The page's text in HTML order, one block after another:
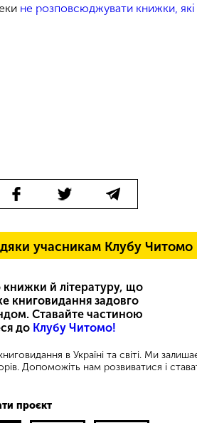
не розповсюджувати книжки, які
учасникам Клубу Читомо
й літературу, що
книговидання задовго
Ставайте частиною
до Клубу Читомо!
в Україні та світі. Ми
Допоможіть нам розвиватися і
проєкт